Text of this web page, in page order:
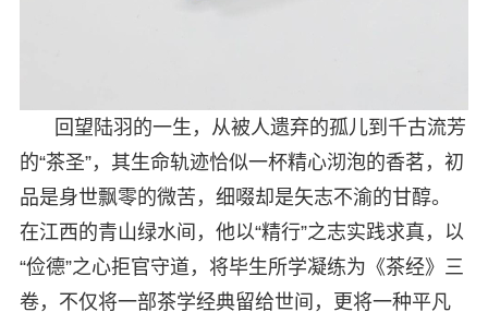
回望陆羽的一生，从被人遗弃的孤儿到千古流芳
的“茶圣”，其生命轨迹恰似一杯精心沏泡的香茗，初
品是身世飘零的微苦，细啜却是矢志不渝的甘醇。
在江西的青山绿水间，他以“精行”之志实践求真，以
“俭德”之心拒官守道，将毕生所学凝练为《茶经》三
卷，不仅将一部茶学经典留给世间，更将一种平凡